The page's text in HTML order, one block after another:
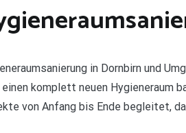
in Dornbirn und
einen komplett neuen Hygieneraum
von Anfang bis Ende begleitet,